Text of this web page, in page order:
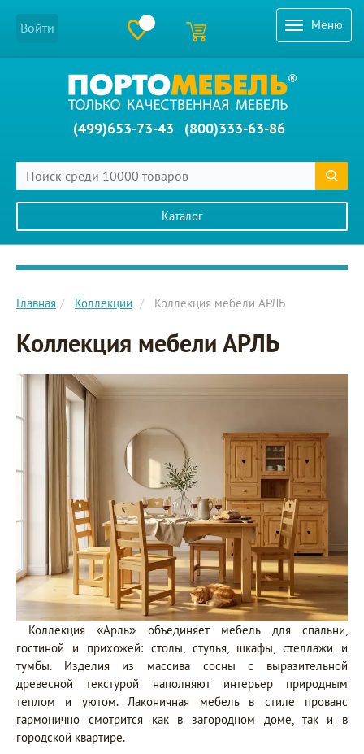
Меню
Войти
(499)653-73-43 (800)333-63-86
Каталог
Главное меню сайта
Главная Коллекции Коллекция мебели АРЛЬ
Коллекция мебели АРЛЬ
Коллекция «Арль» объединяет мебель для спальни,
гостиной и прихожей: столы, стулья, шкафы, стеллажи и
тумбы. Изделия из массива сосны с выразительной
древесной текстурой наполняют интерьер природным
теплом и уютом. Лаконичная мебель в стиле прованс
гармонично смотрится как в загородном доме, так и в
городской квартире.